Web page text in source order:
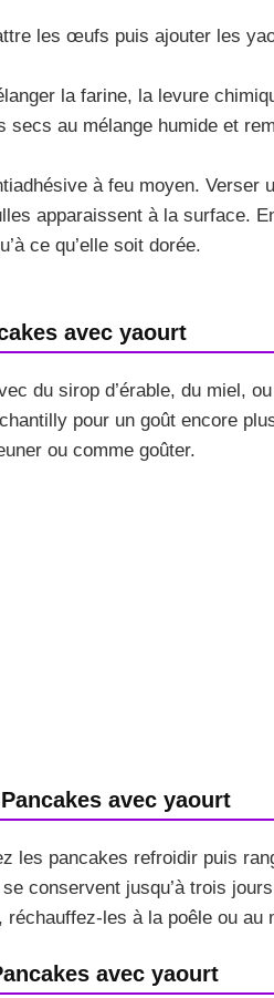
les œufs puis ajouter les
la farine, la levure
secs au mélange humide et
à feu moyen. Verser
apparaissent à la surface.
ce qu’elle soit dorée.
avec yaourt
du sirop d’érable, du miel,
pour un goût encore
ou comme goûter.
avec yaourt
les pancakes refroidir puis
conservent jusqu’à trois
les à la poêle ou au
avec yaourt